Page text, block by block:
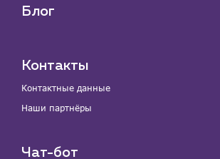
Блог
Контакты
Контактные данные
Наши партнёры
Чат-бот